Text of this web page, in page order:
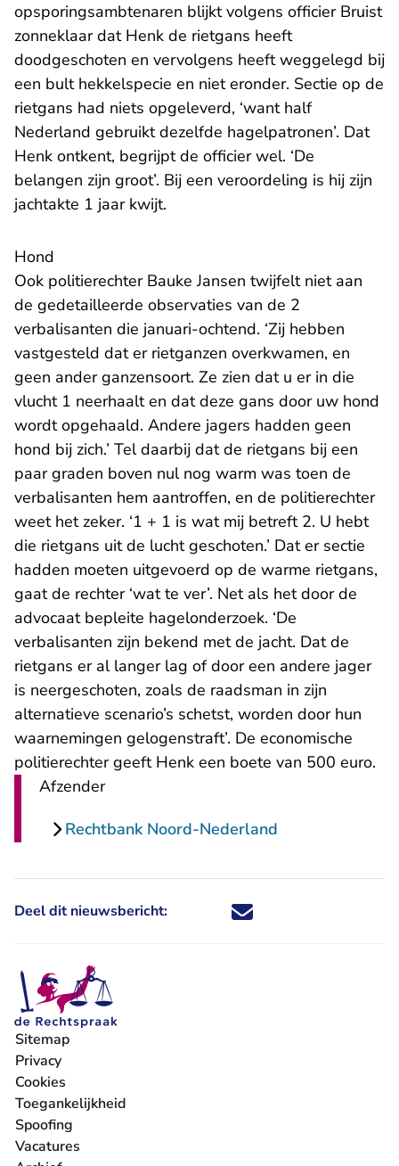
opsporingsambtenaren blijkt volgens officier Bruist
zonneklaar dat Henk de rietgans heeft
doodgeschoten en vervolgens heeft weggelegd bij
een bult hekkelspecie en niet eronder. Sectie op de
rietgans had niets opgeleverd, ‘want half
Nederland gebruikt dezelfde hagelpatronen’. Dat
Henk ontkent, begrijpt de officier wel. ‘De
belangen zijn groot’. Bij een veroordeling is hij zijn
jachtakte 1 jaar kwijt.
Hond
Ook politierechter Bauke Jansen twijfelt niet aan
de gedetailleerde observaties van de 2
verbalisanten die januari-ochtend. ‘Zij hebben
vastgesteld dat er rietganzen overkwamen, en
geen ander ganzensoort. Ze zien dat u er in die
vlucht 1 neerhaalt en dat deze gans door uw hond
wordt opgehaald. Andere jagers hadden geen
hond bij zich.’ Tel daarbij dat de rietgans bij een
paar graden boven nul nog warm was toen de
verbalisanten hem aantroffen, en de politierechter
weet het zeker. ‘1 + 1 is wat mij betreft 2. U hebt
die rietgans uit de lucht geschoten.’ Dat er sectie
hadden moeten uitgevoerd op de warme rietgans,
gaat de rechter ‘wat te ver’. Net als het door de
advocaat bepleite hagelonderzoek. ‘De
verbalisanten zijn bekend met de jacht. Dat de
rietgans er al langer lag of door een andere jager
is neergeschoten, zoals de raadsman in zijn
alternatieve scenario’s schetst, worden door hun
waarnemingen gelogenstraft’. De economische
politierechter geeft Henk een boete van 500 euro.
Afzender
Rechtbank Noord-Nederland
Deel dit nieuwsbericht: Deel dit nieuwsbericht via X -
Deel dit nieuwsbericht via
Deel dit nieuwsbericht
Deel dit
Sitemap
Privacy
Cookies
Toegankelijkheid
Spoofing
Vacatures
- U verlaat Rechtspraak.nl